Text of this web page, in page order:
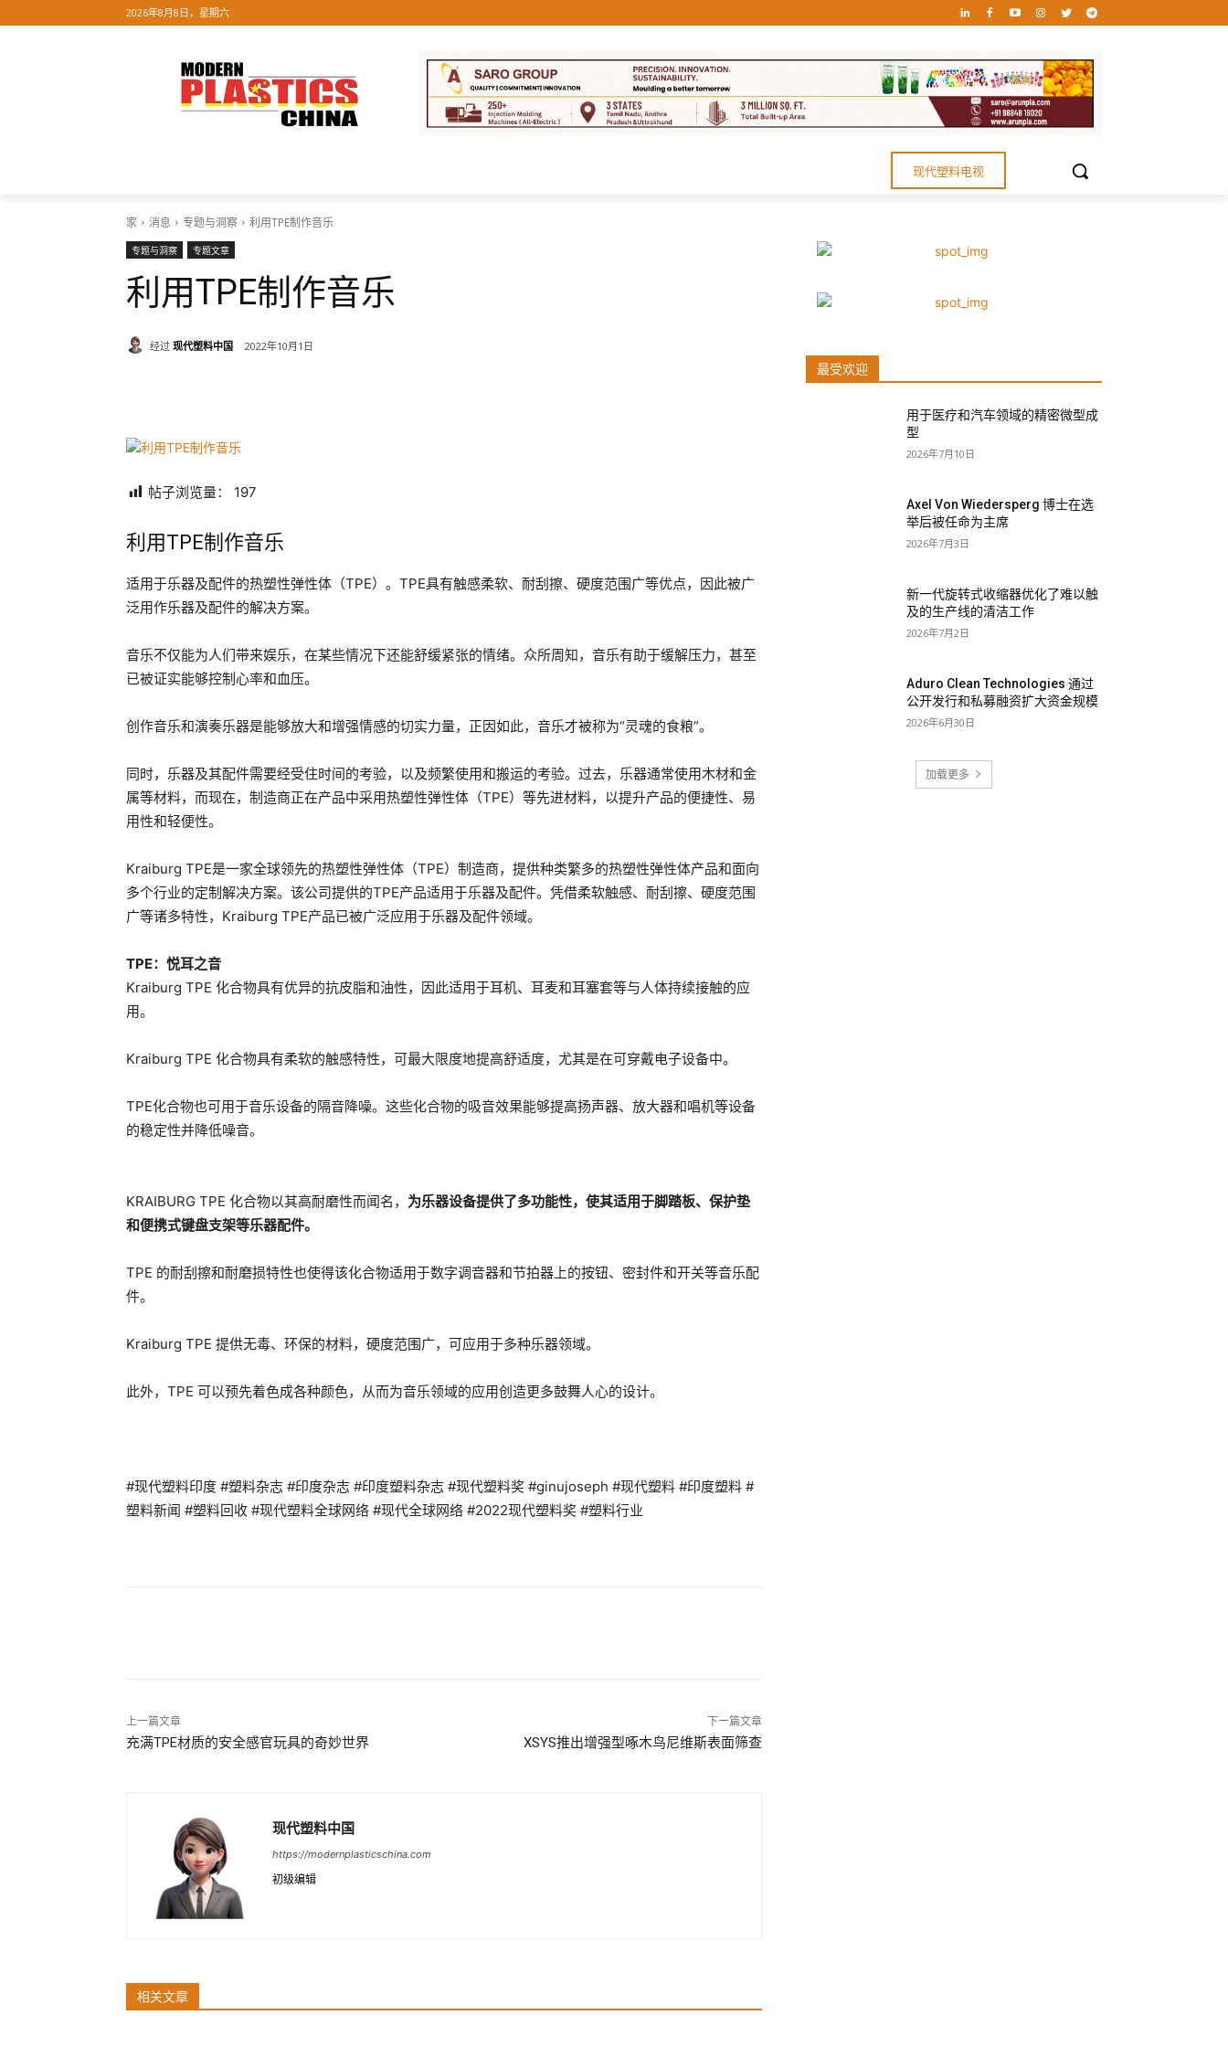
2026年8月8日，星期六
现代塑料电视
家 消息 专题与洞察 利用TPE制作音乐
专题与洞察 专题文章
利用TPE制作音乐
经过 现代塑料中国 2022年10月1日
帖子浏览量： 197
利用TPE制作音乐
适用于乐器及配件的热塑性弹性体（TPE）。TPE具有触感柔软、耐刮擦、硬度范围广等优点，因此被广
泛用作乐器及配件的解决方案。
音乐不仅能为人们带来娱乐，在某些情况下还能舒缓紧张的情绪。众所周知，音乐有助于缓解压力，甚至
已被证实能够控制心率和血压。
创作音乐和演奏乐器是能够放大和增强情感的切实力量，正因如此，音乐才被称为“灵魂的食粮”。
同时，乐器及其配件需要经受住时间的考验，以及频繁使用和搬运的考验。过去，乐器通常使用木材和金
属等材料，而现在，制造商正在产品中采用热塑性弹性体（TPE）等先进材料，以提升产品的便捷性、易
用性和轻便性。
Kraiburg TPE是一家全球领先的热塑性弹性体（TPE）制造商，提供种类繁多的热塑性弹性体产品和面向
多个行业的定制解决方案。该公司提供的TPE产品适用于乐器及配件。凭借柔软触感、耐刮擦、硬度范围
广等诸多特性，Kraiburg TPE产品已被广泛应用于乐器及配件领域。
TPE：悦耳之音
Kraiburg TPE 化合物具有优异的抗皮脂和油性，因此适用于耳机、耳麦和耳塞套等与人体持续接触的应
用。
Kraiburg TPE 化合物具有柔软的触感特性，可最大限度地提高舒适度，尤其是在可穿戴电子设备中。
TPE化合物也可用于音乐设备的隔音降噪。这些化合物的吸音效果能够提高扬声器、放大器和唱机等设备
的稳定性并降低噪音。
KRAIBURG TPE 化合物以其高耐磨性而闻名， 为乐器设备提供了多功能性，使其适用于脚踏板、保护垫
和便携式键盘支架等乐器配件。
TPE 的耐刮擦和耐磨损特性也使得该化合物适用于数字调音器和节拍器上的按钮、密封件和开关等音乐配
件。
Kraiburg TPE 提供无毒、环保的材料，硬度范围广，可应用于多种乐器领域。
此外，TPE 可以预先着色成各种颜色，从而为音乐领域的应用创造更多鼓舞人心的设计。
#现代塑料印度 #塑料杂志 #印度杂志 #印度塑料杂志 #现代塑料奖 #ginujoseph #现代塑料 #印度塑料 #
塑料新闻 #塑料回收 #现代塑料全球网络 #现代全球网络 #2022现代塑料奖 #塑料行业
上一篇文章
充满TPE材质的安全感官玩具的奇妙世界
下一篇文章
XSYS推出增强型啄木鸟尼维斯表面筛查
现代塑料中国
https://modernplasticschina.com
初级编辑
相关文章
最受欢迎
用于医疗和汽车领域的精密微型成
型
2026年7月10日
Axel Von Wiedersperg 博士在选
举后被任命为主席
2026年7月3日
新一代旋转式收缩器优化了难以触
及的生产线的清洁工作
2026年7月2日
Aduro Clean Technologies 通过
公开发行和私募融资扩大资金规模
2026年6月30日
加载更多